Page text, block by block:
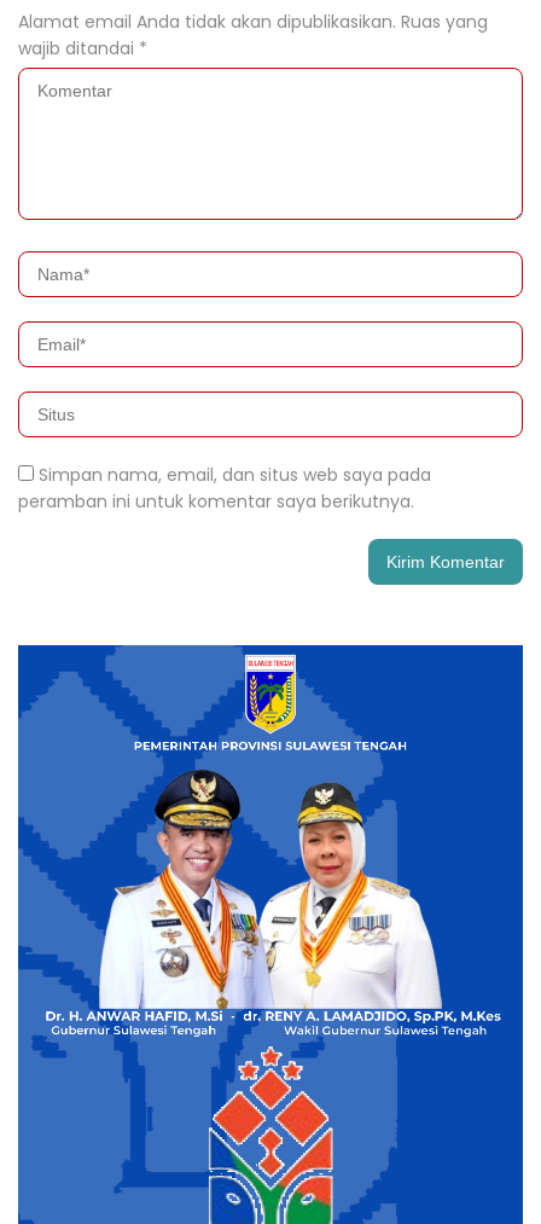
Alamat email Anda tidak akan dipublikasikan. Ruas yang
wajib ditandai *
Simpan nama, email, dan situs web saya pada
peramban ini untuk komentar saya berikutnya.